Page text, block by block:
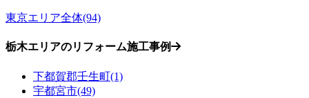
東京エリア全体(94)
栃木エリアのリフォーム施工事例
下都賀郡壬生町(1)
宇都宮市(49)